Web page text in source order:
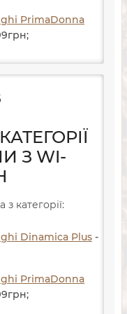
PrimaDonna
грн;
З WI-
категорії:
Dinamica Plus -
PrimaDonna
грн;